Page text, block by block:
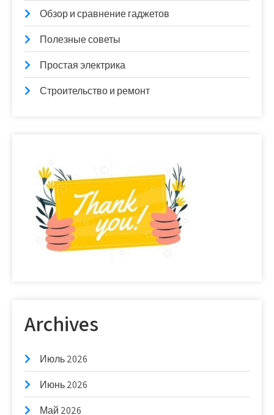
Обзор и сравнение гаджетов
Полезные советы
Простая электрика
Строительство и ремонт
Archives
Июль 2026
Июнь 2026
Май 2026